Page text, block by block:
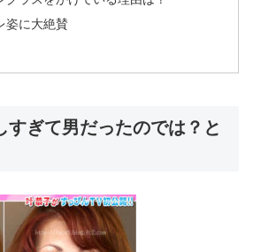
姿に大絶賛
すぎて男だったのでは？と